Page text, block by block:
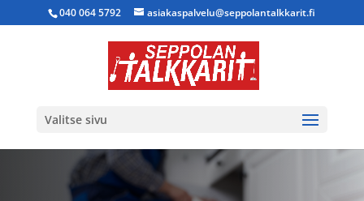
040 064 5792 asiakaspalvelu@seppolantalkkarit.fi
Valitse sivu